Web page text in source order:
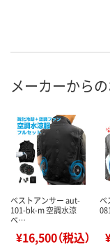
メーカーから
ベストアンサー aut-
101-bk-m 空調水涼
ベ…
¥16,500（税込）
ベ